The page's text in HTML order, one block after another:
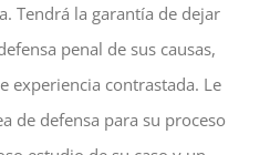
Tendrá la garantía de dejar
penal de sus causas,
experiencia contrastada. Le
de defensa para su proceso